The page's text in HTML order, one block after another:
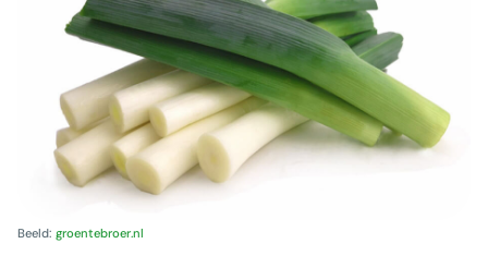
Beeld: groentebroer.nl